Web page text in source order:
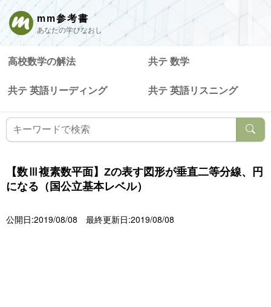
mm参考書
あなたの学びなおし
高校数学の解法 共テ 数学
共テ 英語リーディング 共テ 英語リスニング
【数Ⅲ複素数平面】Zの表す図形が垂直二等分線、円
になる（国公立基本レベル）
公開日:2019/08/08 最終更新日:2019/08/08